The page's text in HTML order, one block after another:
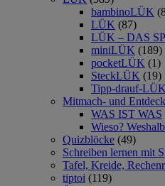
bambinoLÜK
LÜK (87)
LÜK – DAS
miniLÜK (189)
pocketLÜK (1)
SteckLÜK (19)
Tipp-drauf-LÜK
Mitmach- und
WAS IST WAS
Wieso?
Quizblöcke (49)
Schreiben lernen mit
Tafel, Kreide,
tiptoi (119)